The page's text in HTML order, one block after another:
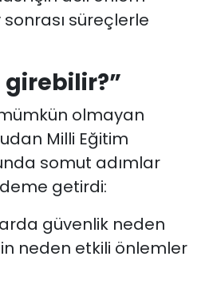
süreçlerle
girebilir?”
olmayan
Milli Eğitim
somut adımlar
getirdi:
güvenlik neden
neden etkili önlemler